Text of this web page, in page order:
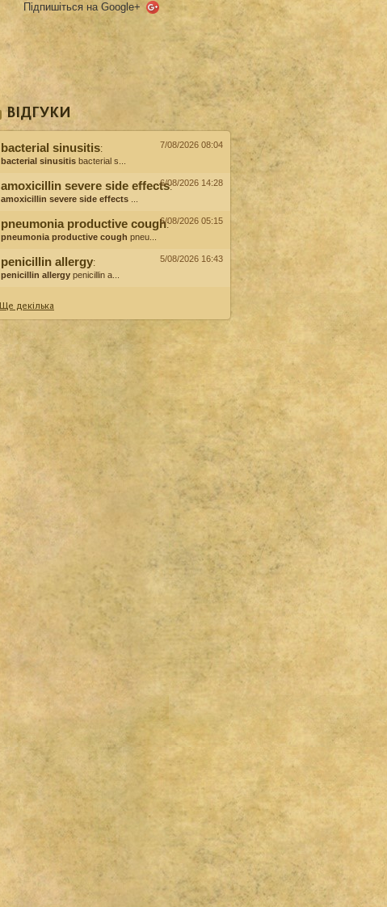
Підпишіться на Google+
ВІДГУКИ
bacterial sinusitis:
bacterial sinusitis bacterial s...
7/08/2026 08:04
amoxicillin severe side effects:
amoxicillin severe side effects
6/08/2026 14:28
pneumonia productive cough:
pneumonia productive cough pneu...
6/08/2026 05:15
penicillin allergy:
penicillin allergy penicillin a...
5/08/2026 16:43
Ще декілька